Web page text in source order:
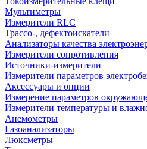
Мультиметры
Измерители RLC
Трассо-, дефектоискатели
Анализаторы качества
Измерители сопротивления
Источники-измерители
Измерители параметров
Аксессуары и опции
Измерение параметров
Измерители температуры и
Анемометры
Газоанализаторы
Люксметры